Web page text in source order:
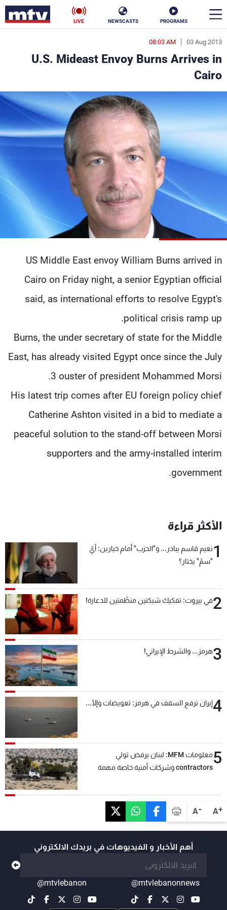
PROGRAMS
NEWSCASTS
LIVE
A+
A-
03 Aug 2013
08:03 AM
U.S. Mideast Envoy Burns Arrives in
Cairo
US Middle East envoy William Burns arrived in
Cairo on Friday night, a senior Egyptian official
said, as international efforts to resolve Egypt's
political crisis ramp up.
Burns, the under secretary of state for the Middle
East, has already visited Egypt once since the July
3 ouster of president Mohammed Morsi.
His latest trip comes after EU foreign policy chief
Catherine Ashton visited in a bid to mediate a
peaceful solution to the stand-off between Morsi
supporters and the army-installed interim
government.
الأكثر قراءة
1نعيم قاسم يبادر... و"الحزب" أمام خيارين: أيّ
"سمّ" يختار؟
2في بيروت: تفكيك شبكتين منظّمتين للدعارة!
3هرمز... والشرط الإيراني!
4إيران ترفع السقف في هرمز: تعويضات وإلّا...
5
معلومات MFM: لبنان يرفض تولي
contractors وشركات أمنية خاصة مهمة
أهم الأخبار و الفيديوهات في بريدك الالكتروني
@mtvlebanonnews
@mtvlebanon
en
الأخبار
سياسة ناس
إقتصاد فن
منوعات
كأس العالم
البرامج
شاهد البرامج
عن MTV
الإنـتـاج
لاعلاناتكم
وظائف
تواصل معنا
سياسة الخصوصية